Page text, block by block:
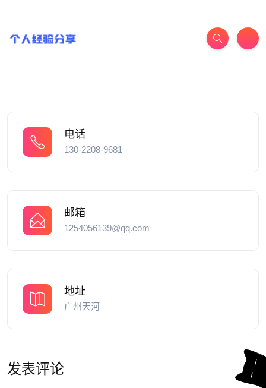
电话
130-2208-9681
邮箱
1254056139@qq.com
地址
广州天河
发表评论